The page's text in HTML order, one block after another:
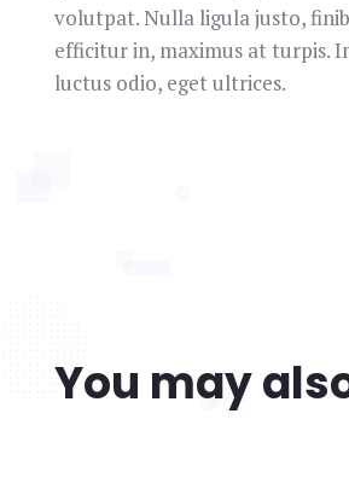
volutpat. Nulla ligula justo,
efficitur in, maximus at turpis.
luctus odio, eget ultrices.
You may